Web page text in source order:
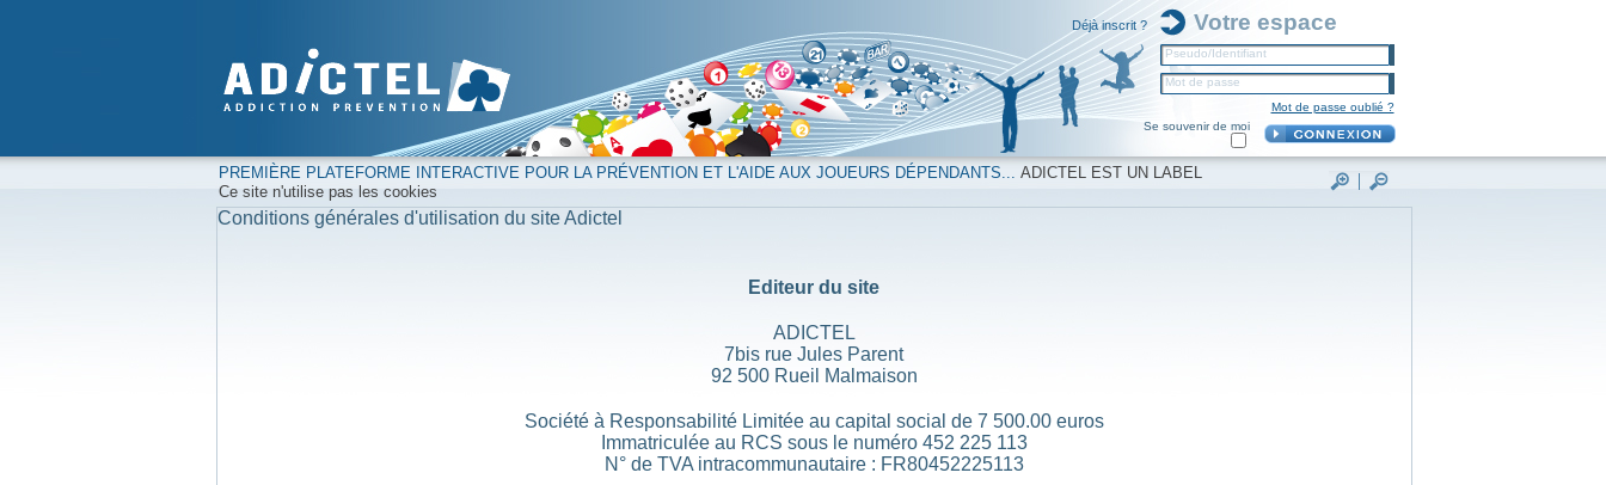
Déjà inscrit ? Votre espace
Pseudo/Identifiant
Mot de passe
Mot de passe oublié ?
Se souvenir de moi
PREMIÈRE PLATEFORME INTERACTIVE POUR LA PRÉVENTION ET L'AIDE AUX JOUEURS DÉPENDANTS... ADICTEL EST UN LABEL
Ce site n'utilise pas les cookies
Conditions générales d'utilisation du site Adictel
Editeur du site
ADICTEL
7bis rue Jules Parent
92 500 Rueil Malmaison
Société à Responsabilité Limitée au capital social de 7 500.00 euros
Immatriculée au RCS sous le numéro 452 225 113
N° de TVA intracommunautaire : FR80452225113